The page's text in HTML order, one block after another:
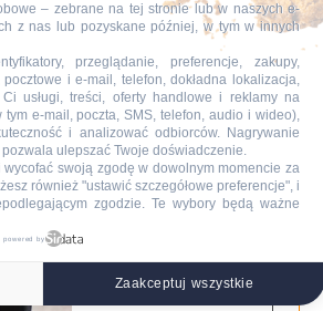
Marchewki obieram, kroję w
– zebrane na tej stronie lub w naszych e-
z nas lub pozyskane później, w tym w innych
przeglądanie, preferencje, zakupy,
i e-mail, telefon, dokładna lokalizacja,
usługi, treści, oferty handlowe i reklamy na
e-mail, poczta, SMS, telefon, audio i wideo),
i analizować odbiorców. Nagrywanie
ulepszać Twoje doświadczenie.
wycofać swoją zgodę w dowolnym momencie za
również "ustawić szczegółowe preferencje", i
zgodzie. Te wybory będą ważne
powered by
Zaakceptuj wszystkie